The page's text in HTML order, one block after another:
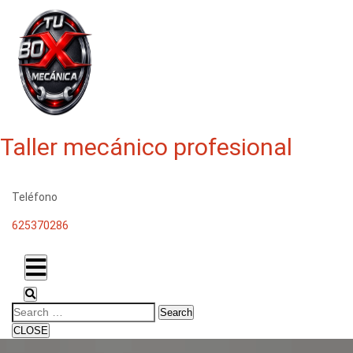
Taller mecánico profesional
Teléfono
625370286
Search
CLOSE